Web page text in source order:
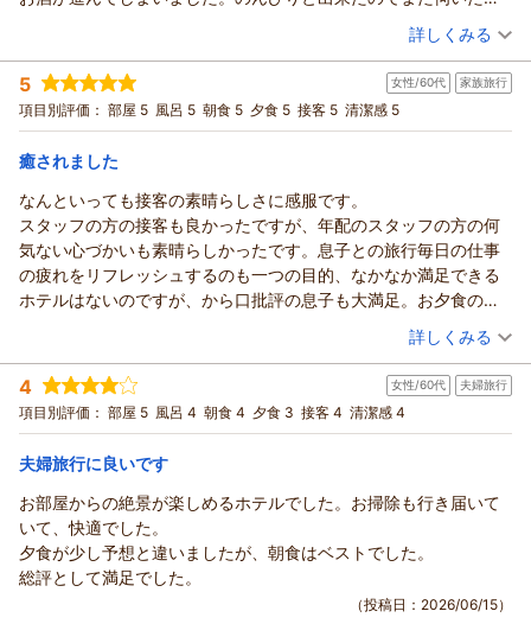
（返信日：2026/06/25）
今後も精一杯のおもてなしに努めて参りますので
引き続きご愛顧の程お願い申し上げます。
口コミでの高評価誠にありがとうございました。
ホテル松本
須長 政
幸
（返信日：2026/06/25）
誠にありがとうございました。
アドベンチャールームをお気に入り頂き
「滑り台とボルダリングがある部屋に泊まり、
子供が常にハイテンションでした。お部屋は
頭ぶつけそうなところにコーナーガードで
カバーされていたり、クッションもたくさんあったので、
とのコメント、有り難いです。
料理人たちが心を込めて作った地産地消のお料理や
キッズスペース付きの食事会場もお喜び頂け
「夕食もとても美味しかったですし、食事の場所も
子供が遊べるスペースが1席毎にあり、
接客もお褒め頂き「スタッフもみんな優しく丁寧で
また泊まりたいホテルです。」との事
次回カステコちゃん様により一層お喜び頂ける様
日々研鑽し取り組んで参ります。
口コミでの高評価誠にありがとうございました。
ホテル松本楼
須長 政幸
（返信日：2026/06/21）
（投稿日：2026/06/18）
宿泊時期： 2026年06月宿泊 (夫婦旅行)
投稿者： ゆさままさん
宿泊プラン： 【泊まって良かった宿大賞受賞☆記念プラン】スタンダード会
席が料金そのまま＜グレードアップ会席＞に！
ツイン 朝・夕
宿泊価格帯： 24,001～25,000円(大人一人あたり/税込)
【ホテル松本楼】やさしさとふれあいの温泉宿からの返信
ゆさまま 様
先日は日頃の仕事疲れの癒しに
伊香保温泉の数ある旅館の中より
ホテル松本楼をお選び頂きまして
古くから伊香保に湧く源泉で湯の中に
含まれる鉄分が酸化して茶褐色になっている
黄金の湯や、近年湧出が確認され色が
無色透明でメタケイ酸をたっぷり含んだ
別名「美人の湯」とも言われる白銀の湯を
身体も心も癒されました。」とのコメント
有り難いです。
料理長が厳選した四季折々の旬の食材を用いた
地産地消のお料理もお気に入り頂き
「ご飯もとても美味しく お酒が進んでしまいました。」
詳しくみる
5 女性/60代 家族旅行
項目別評価： 部屋 5 風呂 5 朝食 5 夕食 5 接客 5 清潔感 5
癒されました
なんといっても接客の素晴らしさに感服です。
スタッフの方の接客も良かったですが、年配のスタッフの方の何
気ない心づかいも素晴らしかったです。息子との旅行毎日の仕事
の疲れをリフレッシュするのも一つの目的、なかなか満足できる
ホテルはないのですが、から口批評の息子も大満足。お夕食のお
酒も進んでしまいました。朝食もホテルの夕食のバイキングのよ
お風呂ももちろん良かったです。黄金の湯、白銀の湯2種類の温泉
に入れるのも楽しかったです。
（投稿日：2026/06/16）
宿泊時期： 2026年06月宿泊 (家族旅行)
投稿者： ノンさん(女性/60代)
宿泊プラン： 【泊まって良かった宿大賞受賞☆記念プラン】スタンダード会
席が料金そのまま＜グレードアップ会席＞に！
ツイン 朝・夕
宿泊価格帯： 26,001～27,000円(大人一人あたり/税込)
【ホテル松本楼】やさしさとふれあいの温泉宿からの返信
ノン 様
先日は伊香保温泉のホテル松本楼を
ご利用頂きまして誠に有り難うございました。
当館は「伝わりますか、やさしさ。感じますか
詳しくみる
4 女性/60代 夫婦旅行
項目別評価： 部屋 5 風呂 4 朝食 4 夕食 3 接客 4 清潔感 4
夫婦旅行に良いです
お部屋からの絶景が楽しめるホテルでした。お掃除も行き届いて
いて、快適でした。
夕食が少し予想と違いましたが、朝食はベストでした。
総評として満足でした。
（投稿日：2026/06/15）